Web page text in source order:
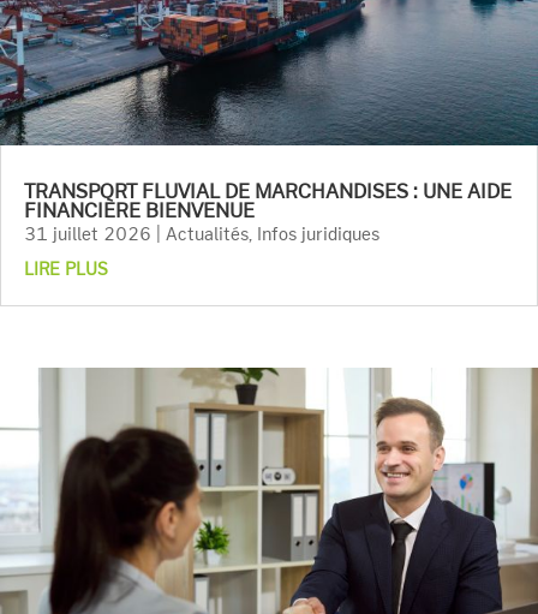
TRANSPORT FLUVIAL DE MARCHANDISES : UNE AIDE
FINANCIÈRE BIENVENUE
31 juillet 2026 Actualités Infos juridiques
LIRE PLUS